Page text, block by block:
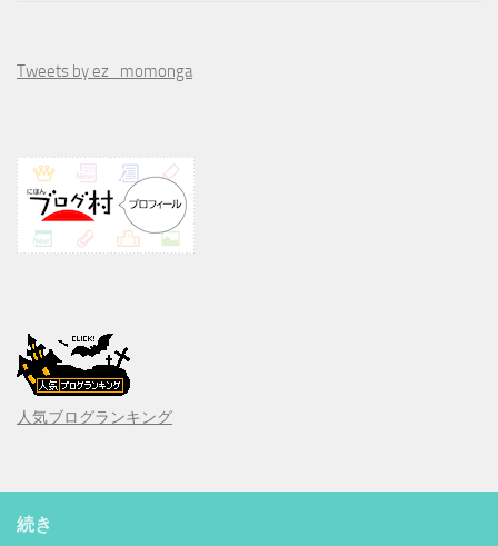
Tweets by ez_momonga
人気ブログランキング
続き